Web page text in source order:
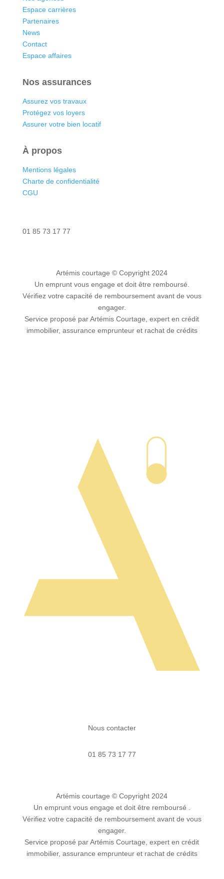
Espace carrières
Partenaires
News
Contact
Espace affaires
Nos assurances
Assurez vos travaux
Protégez vos loyers
Assurer votre bien locatif
À propos
Mentions légales
Charte de confidentialité
CGU
01 85 73 17 77
Artémis courtage© Copyright 2024
Un emprunt vous engage et doit être remboursé.
Vérifiez votre capacité de remboursement avant de vous
engager.
Service proposé par Artémis Courtage, expert en crédit
immobilier, assurance emprunteur et rachat de crédits
Nous contacter
01 85 73 17 77
Artémis courtage© Copyright 2024
Un emprunt vous engage et doit être remboursé .
Vérifiez votre capacité de remboursement avant de vous
engager.
Service proposé par Artémis Courtage, expert en crédit
immobilier, assurance emprunteur et rachat de crédits